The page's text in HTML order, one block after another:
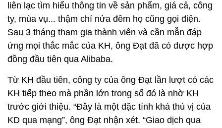
liên lạc tìm hiểu thông tin về sản phẩm, giá cả, công
ty, mùa vụ... thậm chí nửa đêm họ cũng gọi điện.
Sau 3 tháng tham gia thành viên và cần mẫn đáp
ứng mọi thắc mắc của KH, ông Đạt đã có được hợp
đồng đầu tiên qua Alibaba.
Từ KH đầu tiên, công ty của ông Đạt lần lượt có các
KH tiếp theo mà phần lớn trong số đó là nhờ KH
trước giới thiệu. “Đây là một đặc tính khá thú vị của
KD qua mạng”, ông Đạt nhận xét. “Giao dịch qua